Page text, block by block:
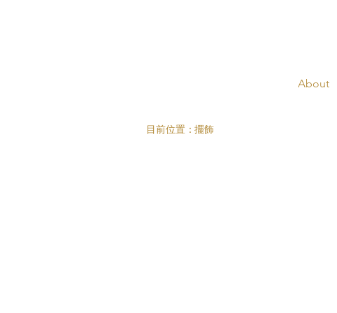
About
目前位置：擺飾